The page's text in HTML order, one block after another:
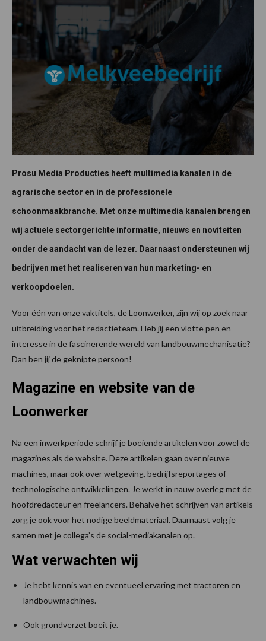
Prosu Media Producties heeft multimedia kanalen in de
agrarische sector en in de professionele
schoonmaakbranche. Met onze multimedia kanalen brengen
wij actuele sectorgerichte informatie, nieuws en noviteiten
onder de aandacht van de lezer. Daarnaast ondersteunen wij
bedrijven met het realiseren van hun marketing- en
verkoopdoelen.
Voor één van onze vaktitels, de Loonwerker, zijn wij op zoek naar
uitbreiding voor het redactieteam. Heb jij een vlotte pen en
interesse in de fascinerende wereld van landbouwmechanisatie?
Dan ben jij de geknipte persoon!
Magazine en website van de
Loonwerker
Na een inwerkperiode schrijf je boeiende artikelen voor zowel de
magazines als de website. Deze artikelen gaan over nieuwe
machines, maar ook over wetgeving, bedrijfsreportages of
technologische ontwikkelingen. Je werkt in nauw overleg met de
hoofdredacteur en freelancers. Behalve het schrijven van artikels
zorg je ook voor het nodige beeldmateriaal. Daarnaast volg je
samen met je collega’s de social-mediakanalen op.
Wat verwachten wij
Je hebt kennis van en eventueel ervaring met tractoren en
landbouwmachines.
Ook grondverzet boeit je.